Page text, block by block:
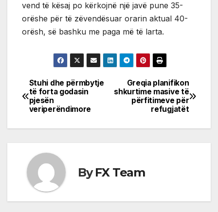
vend të kësaj po kërkojnë një javë pune 35-
orëshe për të zëvendësuar orarin aktual 40-
orësh, së bashku me paga më të larta.
Post
navigation
Greqia planifikon
shkurtime masive të
përfitimeve për
refugjatët
Stuhi dhe përmbytje
të forta godasin
pjesën
veriperëndimore
ByFX Team